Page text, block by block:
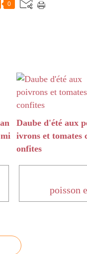
0
Daube d'été aux
ivrons et tomates
onfites
poisson